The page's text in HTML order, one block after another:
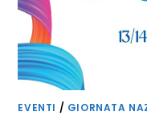
EVENTI / GIORNATA